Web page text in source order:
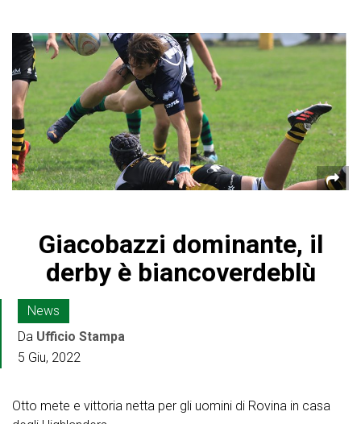
Giacobazzi dominante, il
derby è biancoverdeblù
News
Da Ufficio Stampa
5 Giu, 2022
Otto mete e vittoria netta per gli uomini di Rovina in casa